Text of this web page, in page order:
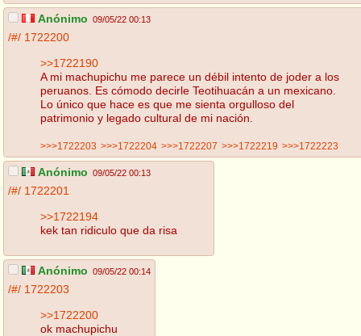
Anónimo 09/05/22 00:13
/#/ 1722200
>>1722190
A mi machupichu me parece un débil intento de joder a los
peruanos. Es cómodo decirle Teotihuacán a un mexicano.
Lo único que hace es que me sienta orgulloso del
patrimonio y legado cultural de mi nación.
>>>1722203 >>>1722204 >>>1722207 >>>1722219 >>>1722223
Anónimo 09/05/22 00:13
/#/ 1722201
>>1722194
kek tan ridiculo que da risa
Anónimo 09/05/22 00:14
/#/ 1722203
>>1722200
ok machupichu